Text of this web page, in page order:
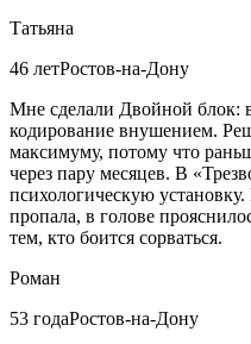
Татьяна
46 летРостов-на-Дону
Мне сделали Двойной блок:
кодирование внушением.
максимуму, потому что
через пару месяцев. В
психологическую установку.
пропала, в голове
тем, кто боится сорваться.
Роман
53 годаРостов-на-Дону